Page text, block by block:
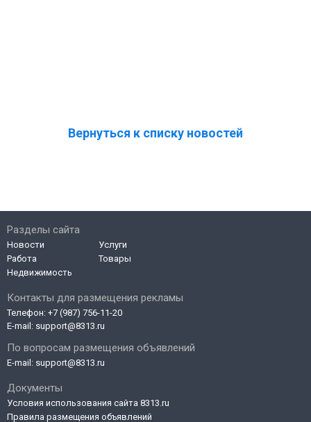
Вернуться к списку новостей
Контакты для размещения рекламы
Телефон: +7 (987) 756-11-20
E-mail: support@8313.ru
По вопросам размещения объявлений
E-mail: support@8313.ru
Документы
Условия использования сайта 8313.ru
Правила размещения объявлений
Разделы сайта
Новости
Работа
Недвижимость
Услуги
Товары